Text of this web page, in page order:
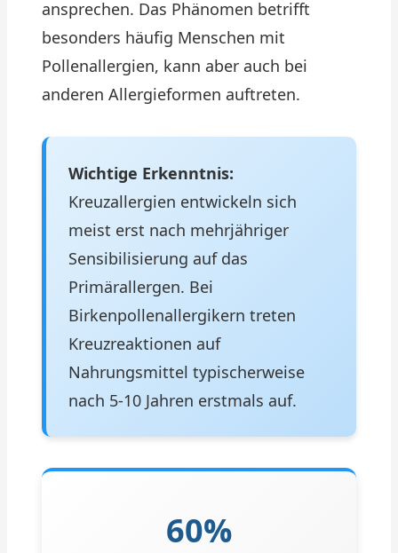
ansprechen. Das Phänomen betrifft
besonders häufig Menschen mit
Pollenallergien, kann aber auch bei
anderen Allergieformen auftreten.
Wichtige Erkenntnis:
Kreuzallergien entwickeln sich
meist erst nach mehrjähriger
Sensibilisierung auf das
Primärallergen. Bei
Birkenpollenallergikern treten
Kreuzreaktionen auf
Nahrungsmittel typischerweise
nach 5-10 Jahren erstmals auf.
60%